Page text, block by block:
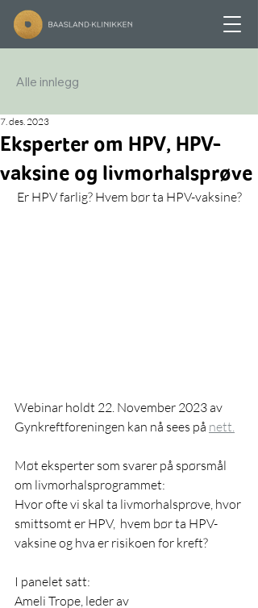
Alle innlegg
Eksperter om HPV, HPV-
vaksine og livmorhalsprøve
7. des. 2023
Er HPV farlig? Hvem bør ta HPV-vaksine?
Webinar holdt 22. November 2023 av
Gynkreftforeningen kan nå sees på nett.
Møt eksperter som svarer på spørsmål
om livmorhalsprogrammet:
Hvor ofte vi skal ta livmorhalsprøve, hvor
smittsomt er HPV,  hvem bør ta HPV-
vaksine og hva er risikoen for kreft?
I panelet satt:
Ameli Trope, leder av